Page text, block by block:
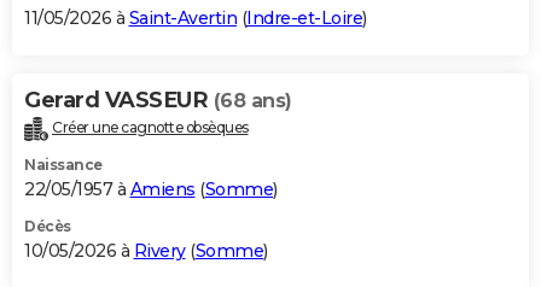
11/05/2026 à Saint-Avertin (Indre-et-Loire)
Gerard VASSEUR (68 ans)
Créer une cagnotte obsèques
Naissance
22/05/1957 à Amiens (Somme)
Décès
10/05/2026 à Rivery(Somme)